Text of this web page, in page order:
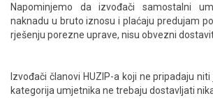
Napominjemo da izvođači samostalni
naknadu u bruto iznosu i plaćaju predujam
rješenju porezne uprave, nisu obvezni
Izvođači članovi HUZIP-a koji ne pripadaju
kategorija umjetnika ne trebaju dostavljati